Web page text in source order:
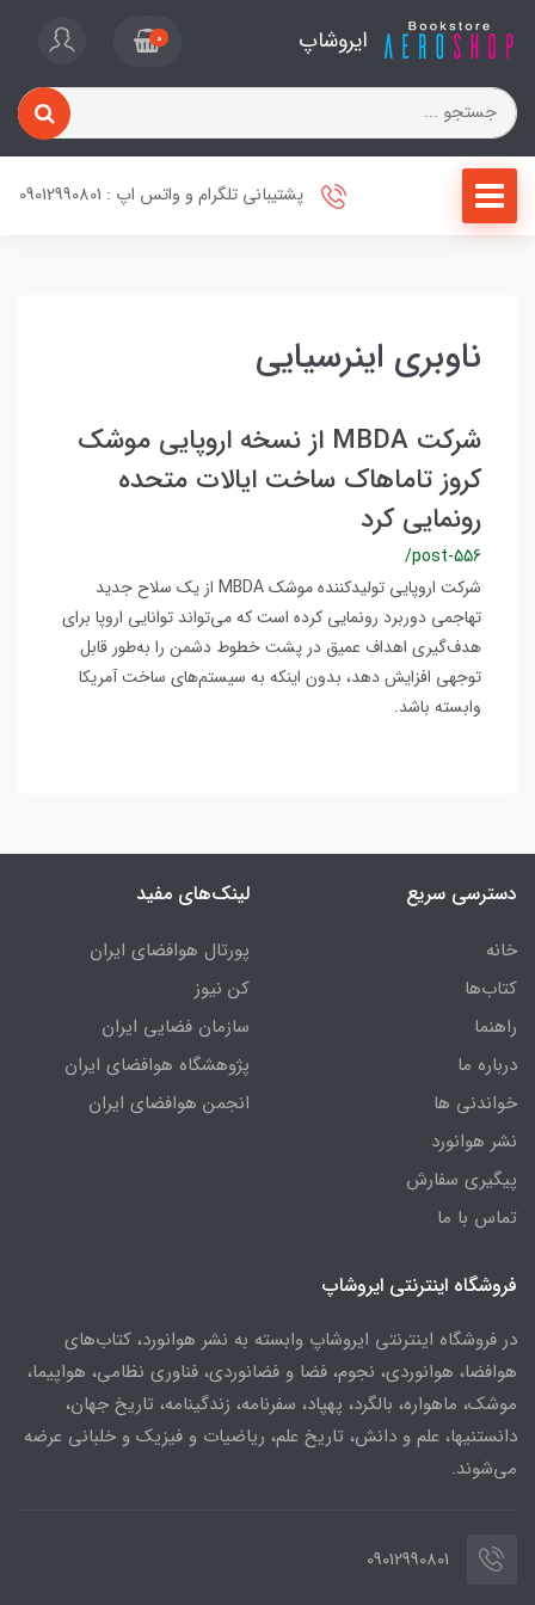
ایروشاپ 0
پشتیبانی تلگرام و واتس اپ : 09012990801
ناوبری اینرسیایی
شرکت MBDA از نسخه اروپایی موشک
کروز تاماهاک ساخت ایالات متحده
رونمایی کرد
/post-556
شرکت اروپایی تولیدکننده موشک MBDA از یک سلاح جدید
تهاجمی دوربرد رونمایی کرده است که می‌تواند توانایی اروپا برای
هدف‌گیری اهداف عمیق در پشت خطوط دشمن را به‌طور قابل
توجهی افزایش دهد، بدون اینکه به سیستم‌های ساخت آمریکا
وابسته باشد.
دسترسی سریع
خانه
کتاب‌ها
راهنما
درباره ما
خواندنی ها
نشر هوانورد
پیگیری سفارش
تماس با ما
لینک‌های مفید
پورتال هوافضای ایران
کن نیوز
سازمان فضایی ایران
پژوهشگاه هوافضای ایران
انجمن هوافضای ایران
فروشگاه اینترنتی ایروشاپ
در فروشگاه اینترنتی ایروشاپ وابسته به نشر هوانورد، کتاب‌های
هوافضا، هوانوردی، نجوم، فضا و فضانوردی، فناوری نظامی، هواپیما،
موشک، ماهواره، بالگرد، پهپاد، سفرنامه، زندگینامه، تاریخ جهان،
دانستنیها، علم و دانش، تاریخ علم، ریاضیات و فیزیک و خلبانی عرضه
می‌شوند.
09012990801